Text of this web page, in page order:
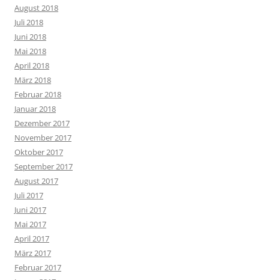
August 2018
Juli 2018
Juni 2018
Mai 2018
April 2018
März 2018
Februar 2018
Januar 2018
Dezember 2017
November 2017
Oktober 2017
September 2017
August 2017
Juli 2017
Juni 2017
Mai 2017
April 2017
März 2017
Februar 2017